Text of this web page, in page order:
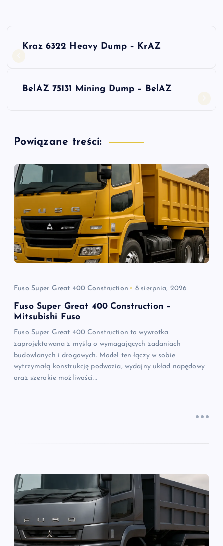
N
g
a
c
a
w
p
s
u
Kraz 6322 Heavy Dump – KrAZ
BelAZ 75131 Mining Dump – BelAZ
Powiązane treści:
Fuso Super Great 400 Construction 8 sierpnia, 2026
Fuso Super Great 400 Construction –
Mitsubishi Fuso
Fuso Super Great 400 Construction to wywrotka
zaprojektowana z myślą o wymagających zadaniach
budowlanych i drogowych. Model ten łączy w sobie
wytrzymałą konstrukcję podwozia, wydajny układ napędowy
oraz szerokie możliwości…